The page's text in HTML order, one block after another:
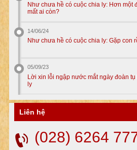
Như chưa hề có cuộc chia ly: Hơn một
mất ai còn?
14/06/24
Như chưa hề có cuộc chia ly: Gặp con
05/09/23
Lời xin lỗi ngập nước mắt ngày đoàn
ly
Liên hệ
(028) 6264